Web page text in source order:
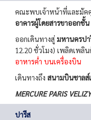
คณะพบเจ้าหน้าที่และมัค
อาคารผู้โดยสารขาออกชั้น
ออกเดินทางสู่มหานครปา
12.20 ชั่วโมง) เพลิดเพ
อาหารค่ำ บนเครื่องบิน
เดินทางถึง สนามบินชาลส์
MERCURE PARIS
ปารีส